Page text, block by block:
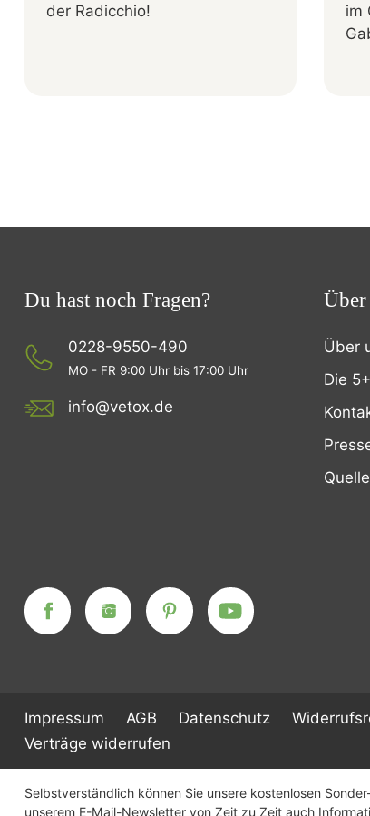
der Radicchio!
im
Du hast noch Fragen?
0228-9550-490
MO - FR 9:00 Uhr bis 17:00 Uhr
info@vetox.de
Über
Die
Impressum AGB Datenschutz
Verträge widerrufen
Selbstverständlich können Sie unsere kostenlosen
unserem E-Mail-Newsletter von Zeit zu Zeit auch